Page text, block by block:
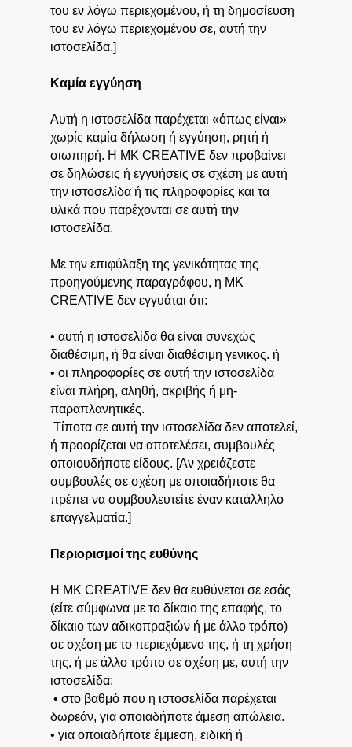
του εν λόγω περιεχομένου, ή τη δημοσίευση
του εν λόγω περιεχομένου σε, αυτή την
ιστοσελίδα.]
Καμία εγγύηση
Αυτή η ιστοσελίδα παρέχεται «όπως είναι»
χωρίς καμία δήλωση ή εγγύηση, ρητή ή
σιωπηρή. Η MK CREATIVE δεν προβαίνει
σε δηλώσεις ή εγγυήσεις σε σχέση με αυτή
την ιστοσελίδα ή τις πληροφορίες και τα
υλικά που παρέχονται σε αυτή την
ιστοσελίδα.
Με την επιφύλαξη της γενικότητας της
προηγούμενης παραγράφου, η MK
CREATIVE δεν εγγυάται ότι:
• αυτή η ιστοσελίδα θα είναι συνεχώς
διαθέσιμη, ή θα είναι διαθέσιμη γενικος. ή
• οι πληροφορίες σε αυτή την ιστοσελίδα
είναι πλήρη, αληθή, ακριβής ή μη-
παραπλανητικές.
Τίποτα σε αυτή την ιστοσελίδα δεν αποτελεί,
ή προορίζεται να αποτελέσει, συμβουλές
οποιουδήποτε είδους. [Αν χρειάζεστε
συμβουλές σε σχέση με οποιαδήποτε θα
πρέπει να συμβουλευτείτε έναν κατάλληλο
επαγγελματία.]
Περιορισμοί της ευθύνης
Η MK CREATIVE δεν θα ευθύνεται σε εσάς
(είτε σύμφωνα με το δίκαιο της επαφής, το
δίκαιο των αδικοπραξιών ή με άλλο τρόπο)
σε σχέση με το περιεχόμενο της, ή τη χρήση
της, ή με άλλο τρόπο σε σχέση με, αυτή την
ιστοσελίδα:
• στο βαθμό που η ιστοσελίδα παρέχεται
δωρεάν, για οποιαδήποτε άμεση απώλεια.
• για οποιαδήποτε έμμεση, ειδική ή